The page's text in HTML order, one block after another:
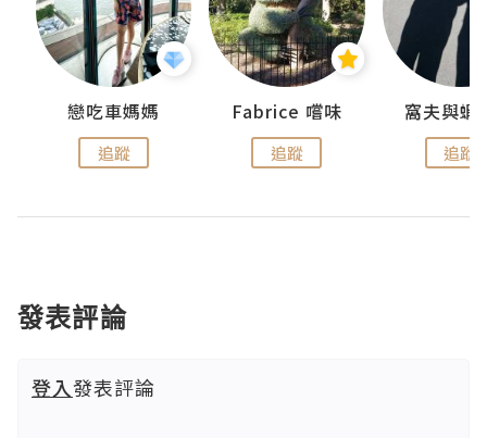
戀吃車媽媽
追蹤
Fabrice 嚐味
追蹤
窩夫與蝦
追蹤
發表評論
登入發表評論